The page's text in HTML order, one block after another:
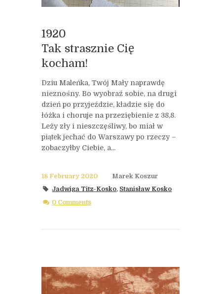
1920
Tak strasznie Cię
kocham!
Dziu Maleńka, Twój Mały naprawdę
nieznośny. Bo wyobraź sobie, na drugi
dzień po przyjeździe, kładzie się do
łóżka i choruje na przeziębienie z 38,8.
Leży zły i nieszczęśliwy, bo miał w
piątek jechać do Warszawy po rzeczy –
zobaczyłby Ciebie, a...
18 February 2020
Marek Koszur
Jadwiga Titz-Kosko, Stanisław Kosko
0 Comments